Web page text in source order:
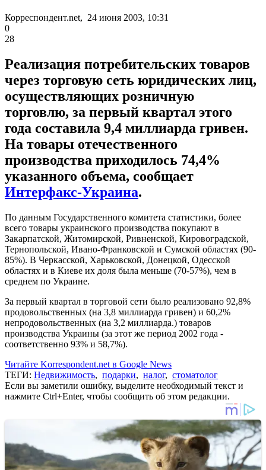
Корреспондент.net, 24 июня 2003, 10:31
0
28
Реализация потребительских товаров
через торговую сеть юридических лиц,
осуществляющих розничную
торговлю, за первый квартал этого
года составила 9,4 миллиарда гривен.
На товары отечественного
производства приходилось 74,4%
указанного объема, сообщает
Интерфакс-Украина.
По данным Государственного комитета статистики, более
всего товары украинского производства покупают в
Закарпатской, Житомирской, Ривненской, Кировоградской,
Тернопольской, Ивано-Франковской и Сумской областях (90-
85%). В Черкасской, Харьковской, Донецкой, Одесской
областях и в Киеве их доля была меньше (70-57%), чем в
среднем по Украине.
За первый квартал в торговой сети было реализовано 92,8%
продовольственных (на 3,8 миллиарда гривен) и 60,2%
непродовольственных (на 3,2 миллиарда.) товаров
производства Украины (за этот же период 2002 года -
соответственно 93% и 58,7%).
Читайте Korrespondent.net в Google News
ТЕГИ: Недвижимость, подарки, налог, стоматолог
Если вы заметили ошибку, выделите необходимый текст и
нажмите Ctrl+Enter, чтобы сообщить об этом редакции.